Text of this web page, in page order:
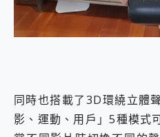
同時也搭載了3D環繞立體
影、運動、用戶」5種模式